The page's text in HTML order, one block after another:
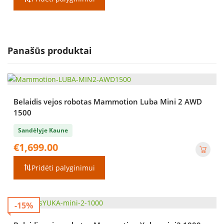
Panašūs produktai
Belaidis vejos robotas Mammotion Luba Mini 2 AWD
1500
Sandėlyje Kaune
€1,699.00
Pridėti palyginimui
-15%